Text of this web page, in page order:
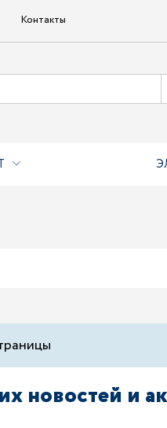
Контакты
новостей и